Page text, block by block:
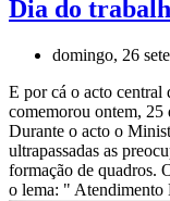
Dia do
domingo, 26
E por cá o acto central
comemorou ontem, 25
Durante o acto o
ultrapassadas as
formação de quadros.
o lema: " Atendimento